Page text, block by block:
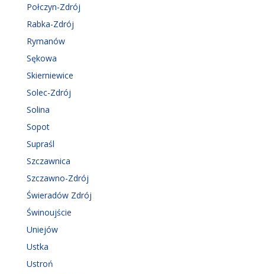
Połczyn-Zdrój
Rabka-Zdrój
Rymanów
Sękowa
Skierniewice
Solec-Zdrój
Solina
Sopot
Supraśl
Szczawnica
Szczawno-Zdrój
Świeradów Zdrój
Świnoujście
Uniejów
Ustka
Ustroń